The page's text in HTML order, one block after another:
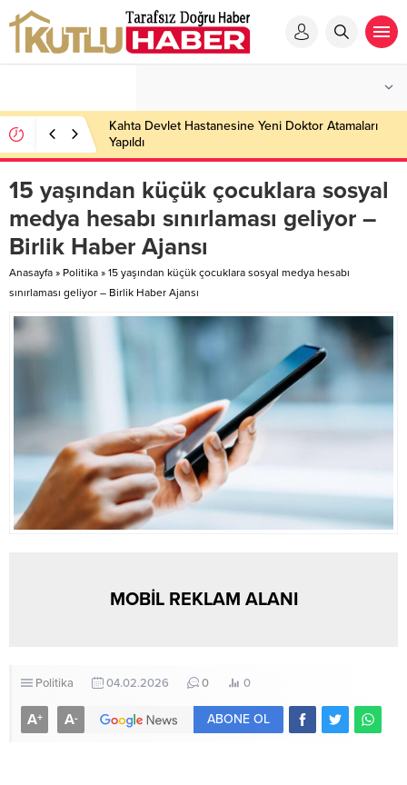
Kahta Devlet Hastanesine Yeni Doktor Atamaları
Yapıldı
15 yaşından küçük çocuklara sosyal
medya hesabı sınırlaması geliyor –
Birlik Haber Ajansı
Anasayfa » Politika » 15 yaşından küçük çocuklara sosyal medya hesabı
sınırlaması geliyor – Birlik Haber Ajansı
MOBİL REKLAM ALANI
Politika 04.02.2026 0 0
A+ A- ABONE OL